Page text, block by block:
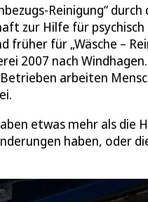
Reinigung“ durch
zur Hilfe für
früher für „Wäsche –
2007 nach
arbeiten
etwas mehr als die
haben, oder